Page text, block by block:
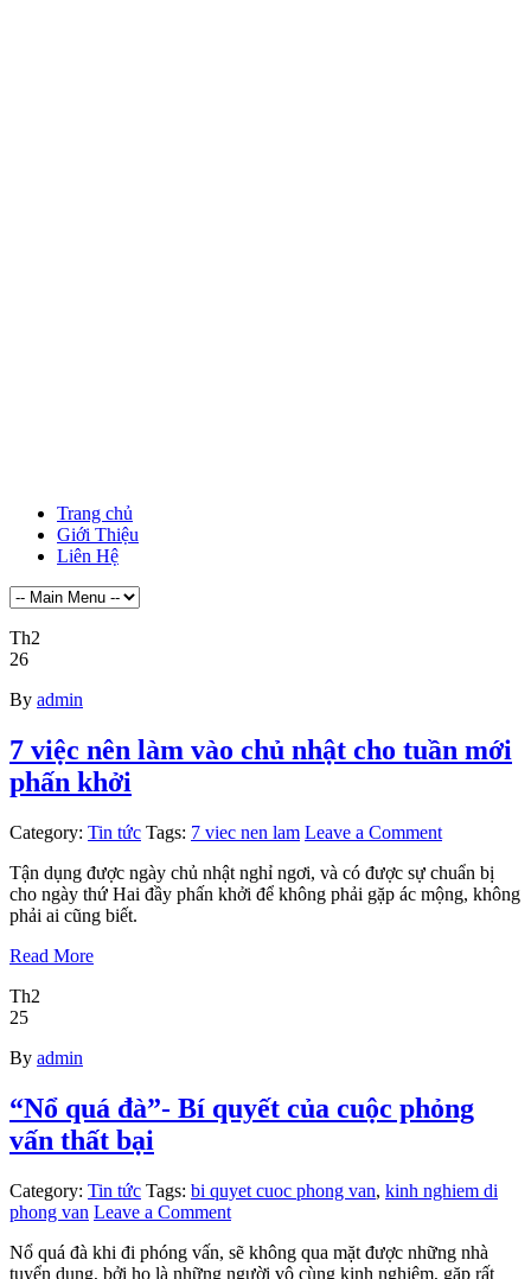
Trang chủ
Giới Thiệu
Liên Hệ
Th2
26
By admin
7 việc nên làm vào chủ nhật cho tuần mới
phấn khởi
Category: Tin tức Tags: 7 viec nen lam Leave a Comment
Tận dụng được ngày chủ nhật nghỉ ngơi, và có được sự chuẩn bị
cho ngày thứ Hai đầy phấn khởi để không phải gặp ác mộng, không
phải ai cũng biết.
Read More
Th2
25
By admin
“Nổ quá đà”- Bí quyết của cuộc phỏng
vấn thất bại
Category: Tin tức Tags: bi quyet cuoc phong van, kinh nghiem di
phong van Leave a Comment
Nổ quá đà khi đi phóng vấn, sẽ không qua mặt được những nhà
tuyển dụng, bởi họ là những người vô cùng kinh nghiệm, gặp rất